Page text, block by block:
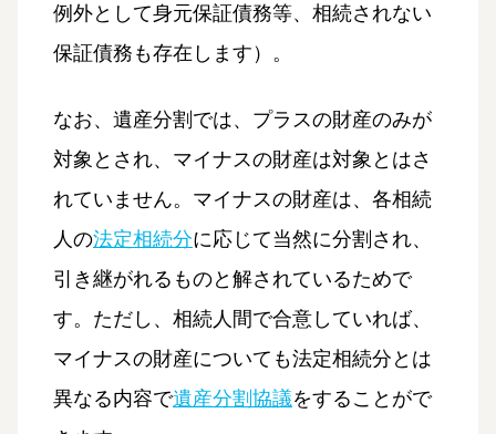
例外として身元保証債務等、相続されない
保証債務も存在します）。
なお、遺産分割では、プラスの財産のみが
対象とされ、マイナスの財産は対象とはさ
れていません。マイナスの財産は、各相続
人の法定相続分に応じて当然に分割され、
引き継がれるものと解されているためで
す。ただし、相続人間で合意していれば、
マイナスの財産についても法定相続分とは
異なる内容で遺産分割協議をすることがで